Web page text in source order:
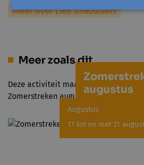
Meer over Lies Snauwaert
Meer zoals dit
Deze activiteit maakt deel uit van het
Zomerstreken augustus
augustus
Augustus
17 tot en met 21